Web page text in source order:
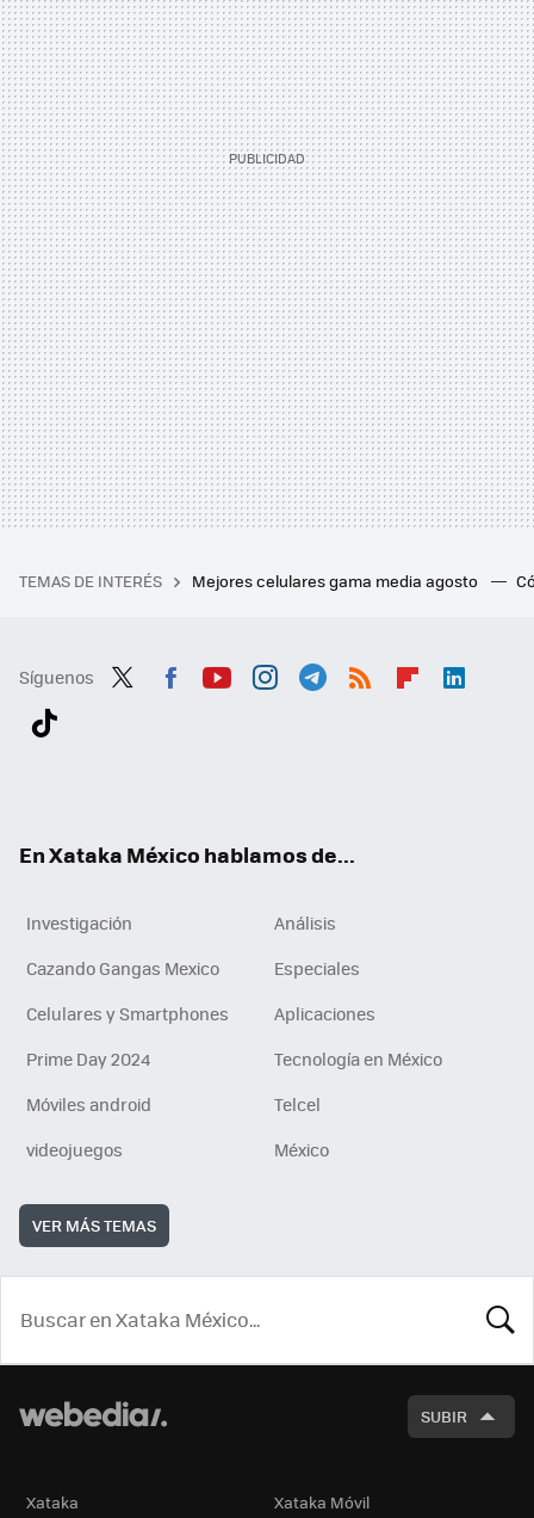
TEMAS DE INTERÉS Mejores celulares gama media agosto
Síguenos
En Xataka México hablamos de...
Investigación
Análisis
Cazando Gangas Mexico
Especiales
Celulares y Smartphones
Aplicaciones
Prime Day 2024
Tecnología en México
Móviles android
Telcel
videojuegos
México
VER MÁS TEMAS
SUBIR
Xataka Xataka Móvil